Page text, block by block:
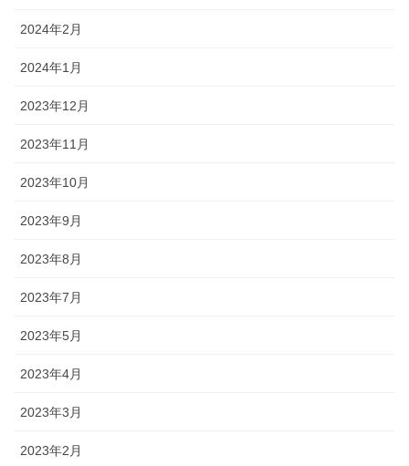
2024年2月
2024年1月
2023年12月
2023年11月
2023年10月
2023年9月
2023年8月
2023年7月
2023年5月
2023年4月
2023年3月
2023年2月